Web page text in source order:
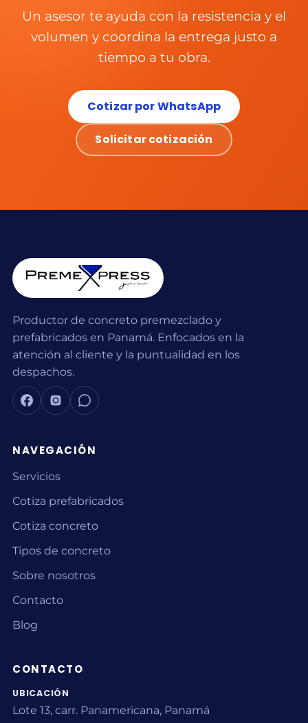
Un asesor te ayuda con la resistencia y el
volumen y coordina la entrega justo a
tiempo a tu obra.
Cotizar por WhatsApp
Solicitar cotización
Productor de concreto premezclado y
prefabricados en Panamá. Enfocados en la
atención al cliente y la puntualidad en los
despachos.
NAVEGACIÓN
Servicios
Cotiza prefabricados
Cotiza concreto
Tipos de concreto
Sobre nosotros
Contacto
Blog
CONTACTO
UBICACIÓN
Lote 13, carr. Panamericana, Panamá